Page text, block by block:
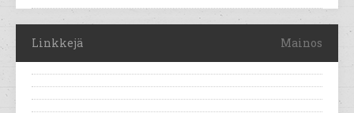
Linkkejä Mainos